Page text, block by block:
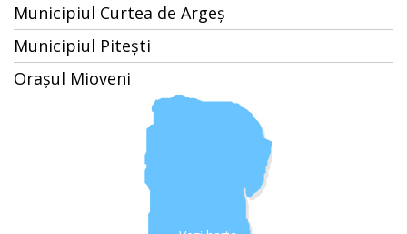
Municipiul Curtea de Argeș
Municipiul Pitești
Orașul Mioveni